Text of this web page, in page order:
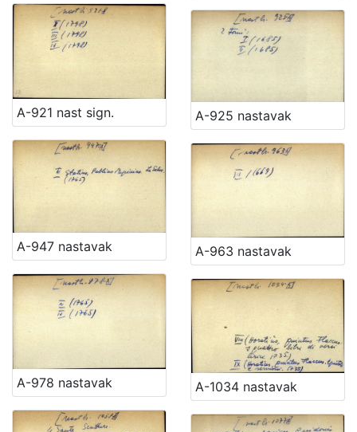
A-921 nast sign. A-925 nastavak
A-947 nastavak A-963 nastavak
A-978 nastavak A-1034 nastavak